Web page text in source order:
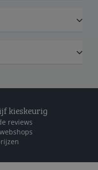
kieskeurig
reviews